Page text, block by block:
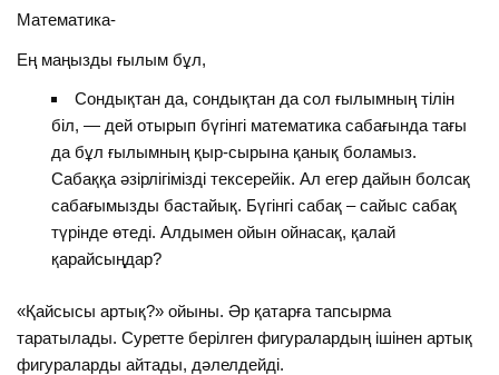
Математика-
Ең маңызды ғылым бұл,
Сондықтан да, сондықтан да сол ғылымның тілін
біл, — дей отырып бүгінгі математика сабағында тағы
да бұл ғылымның қыр-сырына қанық боламыз.
Сабаққа әзірлігімізді тексерейік. Ал егер дайын болсақ
сабағымызды бастайық. Бүгінгі сабақ – сайыс сабақ
түрінде өтеді. Алдымен ойын ойнасақ, қалай
қарайсыңдар?
«Қайсысы артық?» ойыны. Әр қатарға тапсырма
таратылады. Суретте берілген фигуралардың ішінен артық
фигураларды айтады, дәлелдейді.